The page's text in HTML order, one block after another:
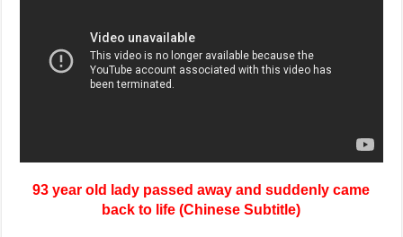
93 year old lady passed away and suddenly came
back to life (Chinese Subtitle)